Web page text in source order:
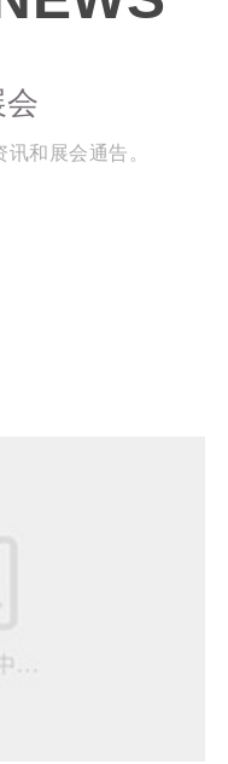
和展会通告。